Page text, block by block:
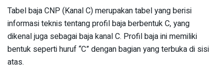
Tabel baja CNP (Kanal C) merupakan tabel yang berisi
informasi teknis tentang profil baja berbentuk C, yang
dikenal juga sebagai baja kanal C. Profil baja ini memiliki
bentuk seperti huruf “C” dengan bagian yang terbuka di sisi
atas.